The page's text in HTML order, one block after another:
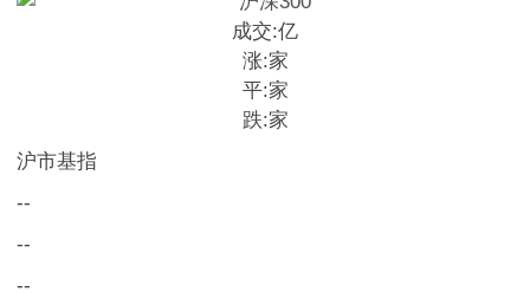
成交:亿
涨:家
平:家
跌:家
沪市基指
--
--
--